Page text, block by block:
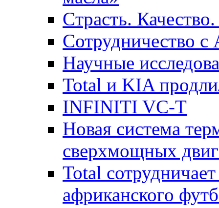
Cтрасть.
Сотрудничество
Научные
Total и KIA
INFINITI VC-T
Новая система
сверхмощных
Total
африканского